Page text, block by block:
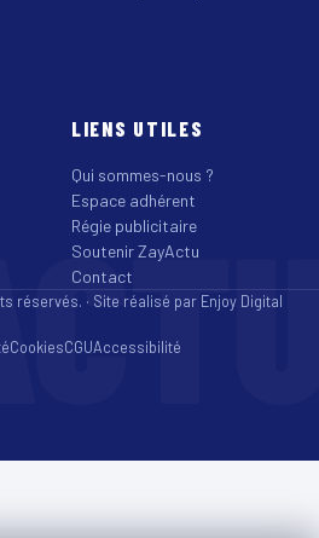
LIENS UTILES
Qui sommes-nous ?
Espace adhérent
Régie publicitaire
Soutenir ZayActu
Contact
réservés. · Site réalisé par Enjoy Digital
CookiesCGUAccessibilité